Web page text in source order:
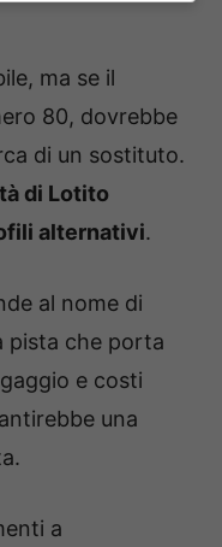
ma se il
80, dovrebbe
di un sostituto.
di Lotito
alternativi.
al nome di
pista che porta
e costi
una
a